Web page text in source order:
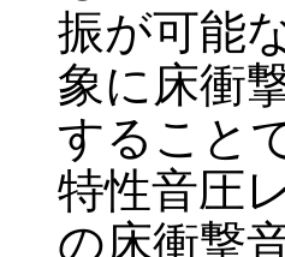
振が可能
象に床衝
すること
特性音圧
の床衝撃